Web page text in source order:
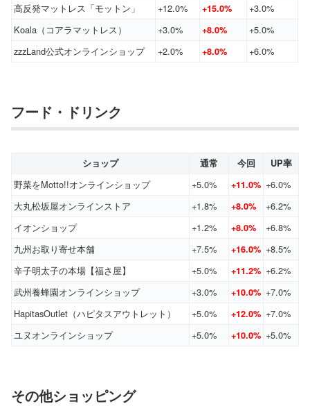
高反発マットレス「モットン」
+12.0% +15.0%
+3.0%
Koala（コアラマットレス）
+3.0% +8.0%
+5.0%
zzzLand公式オンラインショップ
+2.0% +8.0% +6.0%
フード・ドリンク
ショップ 通常 今回 UP率
野菜をMotto!!オンラインショップ +5.0% +11.0% +6.0%
大丸松坂屋オンラインストア
+1.8% +8.0%
+6.2%
イオンショップ
+1.2% +8.0%
+6.8%
九州お取り寄せ本舗
+7.5% +16.0% +8.5%
辛子明太子の本場【福さ屋】
+5.0% +11.2% +6.2%
武州養蜂園オンラインショップ
+3.0% +10.0% +7.0%
HapitasOutlet（ハピタスアウトレット）
+5.0% +12.0% +7.0%
ユヌオンラインショップ
+5.0% +10.0% +5.0%
その他ショッピング